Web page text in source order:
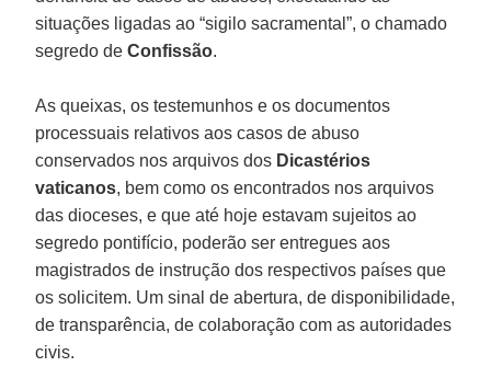
situações ligadas ao “sigilo sacramental”, o chamado
segredo deConfissão.
As queixas, os testemunhos e os documentos
processuais relativos aos casos de abuso
conservados nos arquivos dos Dicastérios
vaticanos, bem como os encontrados nos arquivos
das dioceses, e que até hoje estavam sujeitos ao
segredo pontifício, poderão ser entregues aos
magistrados de instrução dos respectivos países que
os solicitem. Um sinal de abertura, de disponibilidade,
de transparência, de colaboração com as autoridades
civis.